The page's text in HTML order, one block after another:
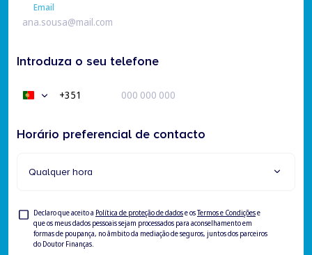
Email
Introduza o seu telefone
Portugal+351
Horário preferencial de contacto
Qualquer hora
Consentimento
Declaro que aceito a Política de proteção de dadose osTermos e Condiçõese
que os meus dados pessoais sejam processados para aconselhamento em
formas de poupança, no âmbito da mediação de seguros, juntos dos parceiros
do Doutor Finanças.